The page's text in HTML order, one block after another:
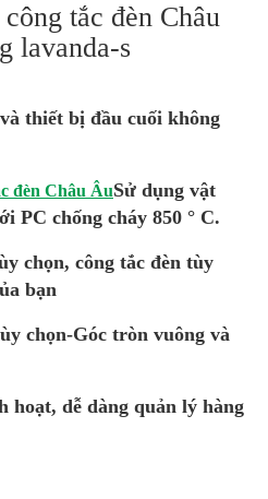
tắc đèn Châu
lavanda-s
thiết bị đầu cuối không
đèn Châu ÂuSử dụng vật
PC chống cháy 850 ° C.
chọn, công tắc đèn tùy
bạn
chọn-Góc tròn vuông và
hoạt, dễ dàng quản lý hàng